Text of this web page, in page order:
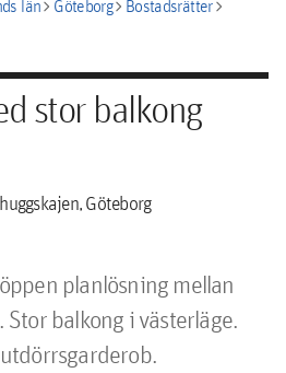
länchevron_rightGöteborgchevron_rightBostadsrätterchevron_right
stor balkong
Göteborg
planlösning mellan
balkong i västerläge.